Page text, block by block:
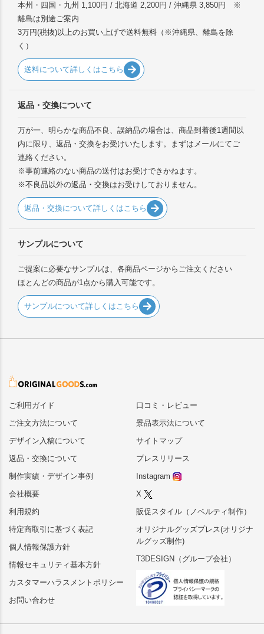
本州・四国・九州 1,100円 / 北海道 2,200円 / 沖縄県 3,850円 ※
離島は別途ご案内
3万円(税抜)以上のお買い上げで送料無料（※沖縄県、離島を除
く）
送料について詳しくはこちら
返品・交換について
万が一、明らかな商品不良、誤納品の場合は、商品到着後1週間以
内に限り、返品・交換をお受けいたします。まずはメールにてご
連絡ください。
※事前連絡のない商品の送付はお受けできかねます。
※不良品以外の返品・交換はお受けしておりません。
返品・交換について詳しくはこちら
サンプルについて
ご提案に必要なサンプルは、各商品ページからご注文ください
ほとんどの商品が1点から購入可能です。
サンプルについて詳しくはこちら
ご利用ガイド
ご注文方法について
デザイン入稿について
返品・交換について
制作実績・デザイン事例
会社概要
利用規約
特定商取引に基づく表記
個人情報保護方針
情報セキュリティ基本方針
カスタマーハラスメントポリシー
お問い合わせ
口コミ・レビュー
景品表示法について
サイトマップ
プレスリリース
Instagram
X
販促スタイル（ノベルティ制作）
オリジナルグッズプレス(オリジナ
ルグッズ制作)
T3DESIGN（グループ会社）